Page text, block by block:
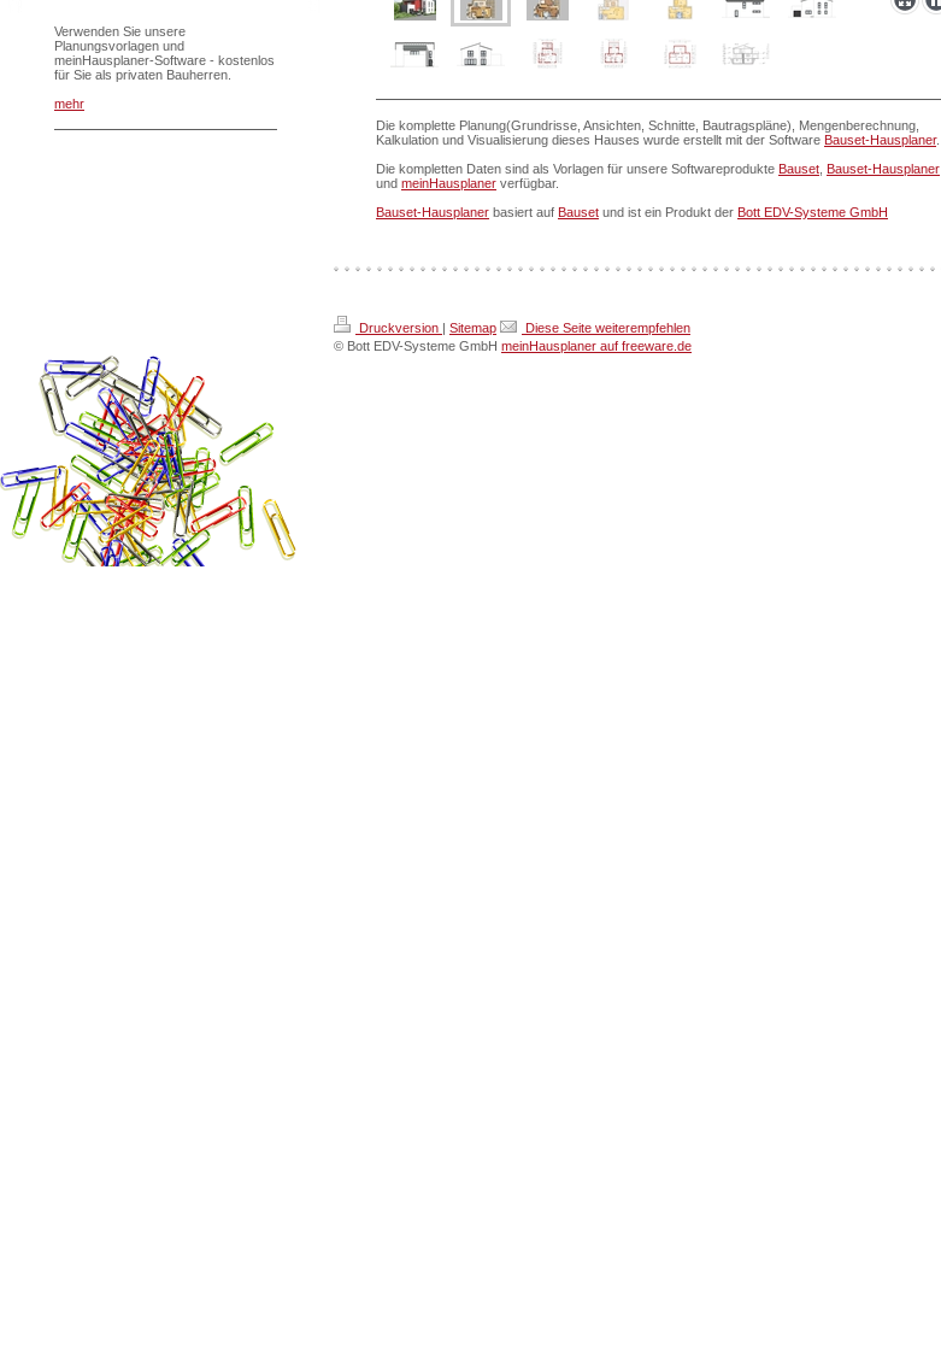
Die komplette Planung(Grundrisse, Ansichten, Schnitte, Bautragspläne), Mengenberechnung,
Kalkulation und Visualisierung dieses Hauses wurde erstellt mit der Software Bauset-Hausplaner.
Die kompletten Daten sind als Vorlagen für unsere Softwareprodukte Bauset Bauset-Hausplaner
und meinHausplaner verfügbar.
Bauset-Hausplaner basiert auf Bauset und ist ein Produkt der Bott EDV-Systeme GmbH
Druckversion | Sitemap
Diese Seite weiterempfehlen
© Bott EDV-Systeme GmbH meinHausplaner auf freeware.de
Verwenden Sie unsere
Planungsvorlagen und
meinHausplaner-Software - kostenlos
für Sie als privaten Bauherren.
mehr